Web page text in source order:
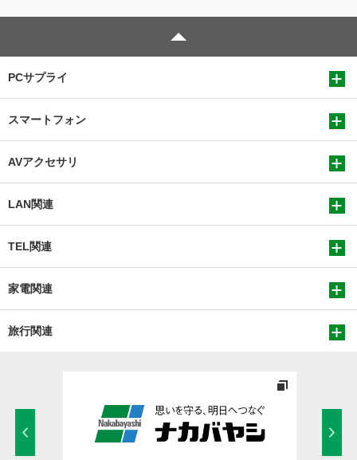
PCサプライ
スマートフォン
AVアクセサリ
LAN関連
TEL関連
家電関連
旅行関連